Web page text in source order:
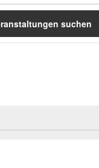
suchen